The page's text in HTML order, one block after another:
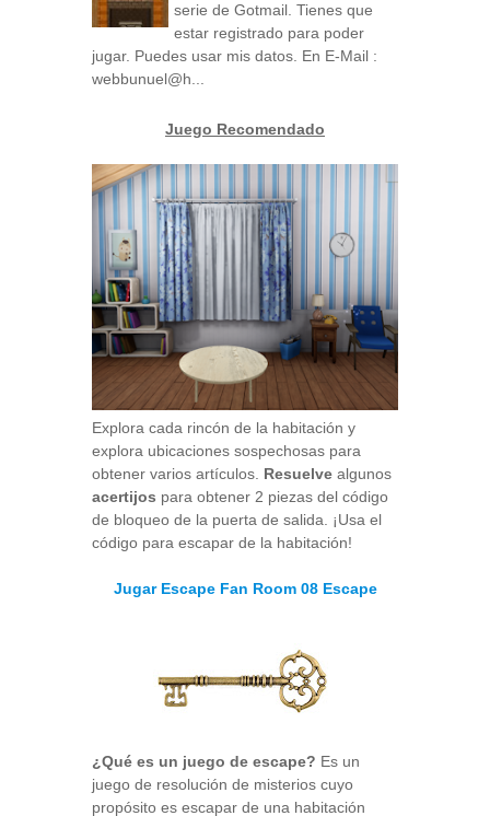
serie de Gotmail. Tienes que
estar registrado para poder
jugar. Puedes usar mis datos. En E-Mail :
webbunuel@h...
Juego Recomendado
Explora cada rincón de la habitación y
explora ubicaciones sospechosas para
obtener varios artículos. Resuelve algunos
acertijos para obtener 2 piezas del código
de bloqueo de la puerta de salida. ¡Usa el
código para escapar de la habitación!
Jugar Escape Fan Room 08 Escape
¿Qué es un juego de escape? Es un
juego de resolución de misterios cuyo
propósito es escapar de una habitación